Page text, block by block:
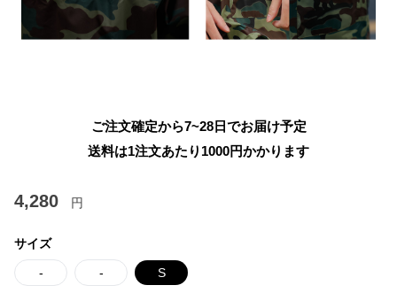
ご注文確定から7~28日でお届け予定
送料は1注文あたり 1000円かかります
4,280 円
サイズ
- - S